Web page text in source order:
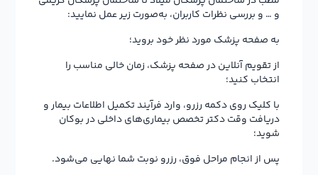
و … و بررسی نظرات کاربران، به‌صورت زیر عمل نمایید:
به صفحه پزشک مورد نظر خود بروید؛
از تقویم آنلاین در صفحه پزشک، زمان خالی مناسب را
انتخاب کنید؛
با کلیک روی دکمه رزرو، وارد فرآیند تکمیل اطلاعات بیمار و
دریافت وقت دکتر تخصص بیماری‌های داخلی در بوکان
شوید؛
پس از انجام مراحل فوق، رزرو نوبت شما نهایی می‌شود.